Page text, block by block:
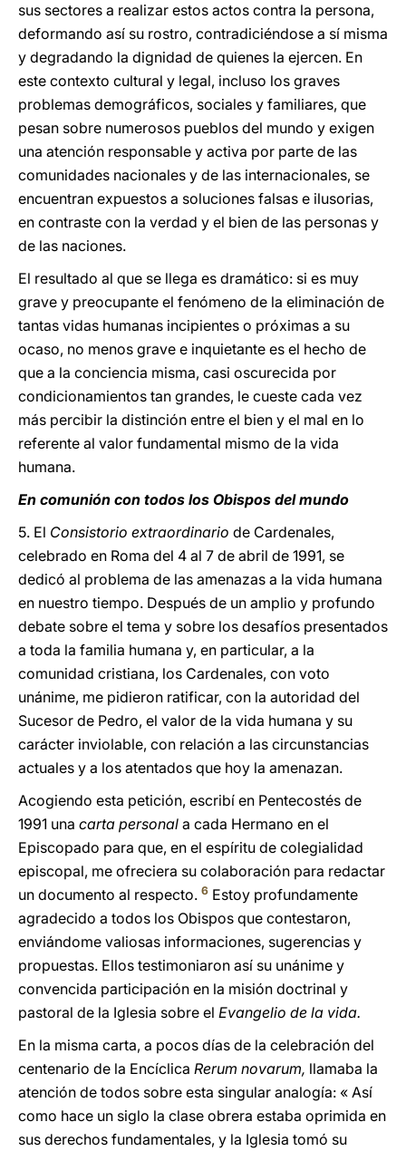
sus sectores a realizar estos actos contra la persona,
deformando así su rostro, contradiciéndose a sí misma
y degradando la dignidad de quienes la ejercen. En
este contexto cultural y legal, incluso los graves
problemas demográficos, sociales y familiares, que
pesan sobre numerosos pueblos del mundo y exigen
una atención responsable y activa por parte de las
comunidades nacionales y de las internacionales, se
encuentran expuestos a soluciones falsas e ilusorias,
en contraste con la verdad y el bien de las personas y
de las naciones.
El resultado al que se llega es dramático: si es muy
grave y preocupante el fenómeno de la eliminación de
tantas vidas humanas incipientes o próximas a su
ocaso, no menos grave e inquietante es el hecho de
que a la conciencia misma, casi oscurecida por
condicionamientos tan grandes, le cueste cada vez
más percibir la distinción entre el bien y el mal en lo
referente al valor fundamental mismo de la vida
humana.
En comunión con todos los Obispos del mundo
5. El Consistorio extraordinario de Cardenales,
celebrado en Roma del 4 al 7 de abril de 1991, se
dedicó al problema de las amenazas a la vida humana
en nuestro tiempo. Después de un amplio y profundo
debate sobre el tema y sobre los desafíos presentados
a toda la familia humana y, en particular, a la
comunidad cristiana, los Cardenales, con voto
unánime, me pidieron ratificar, con la autoridad del
Sucesor de Pedro, el valor de la vida humana y su
carácter inviolable, con relación a las circunstancias
actuales y a los atentados que hoy la amenazan.
Acogiendo esta petición, escribí en Pentecostés de
1991 una carta personal a cada Hermano en el
Episcopado para que, en el espíritu de colegialidad
episcopal, me ofreciera su colaboración para redactar
un documento al respecto. 6 Estoy profundamente
agradecido a todos los Obispos que contestaron,
enviándome valiosas informaciones, sugerencias y
propuestas. Ellos testimoniaron así su unánime y
convencida participación en la misión doctrinal y
pastoral de la Iglesia sobre el Evangelio de la vida.
En la misma carta, a pocos días de la celebración del
centenario de la Encíclica Rerum novarum, llamaba la
atención de todos sobre esta singular analogía: « Así
como hace un siglo la clase obrera estaba oprimida en
sus derechos fundamentales, y la Iglesia tomó su